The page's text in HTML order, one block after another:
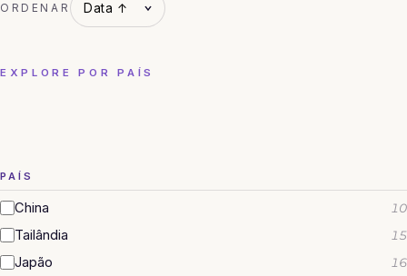
ORDENAR
EXPLORE POR PAÍS
CHINA
PAÍS
China 10
Tailândia 15
Japão 16